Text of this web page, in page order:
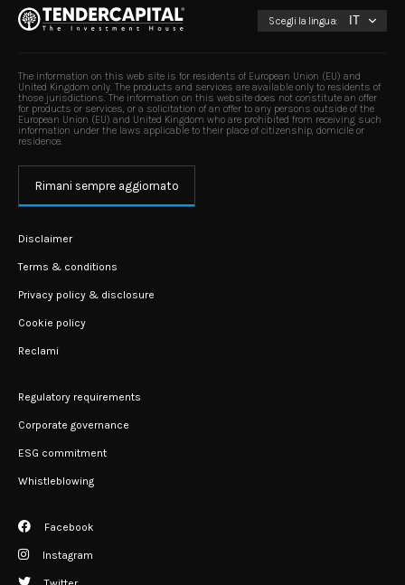
Scegli la lingua:
The information on this web site is for residents of European Union (EU) and
United Kingdom only. The products and services are available only to residents of
those jurisdictions. The information on this website does not constitute an offer
for products or services, or a solicitation of an offer to any persons outside of the
European Union (EU) and United Kingdom who are prohibited from receiving such
information under the laws applicable to their place of citizenship, domicile or
residence.
Rimani sempre aggiornato
Disclaimer
Terms & conditions
Privacy policy & disclosure
Cookie policy
Reclami
Regulatory requirements
Corporate governance
ESG commitment
Whistleblowing
Facebook
Instagram